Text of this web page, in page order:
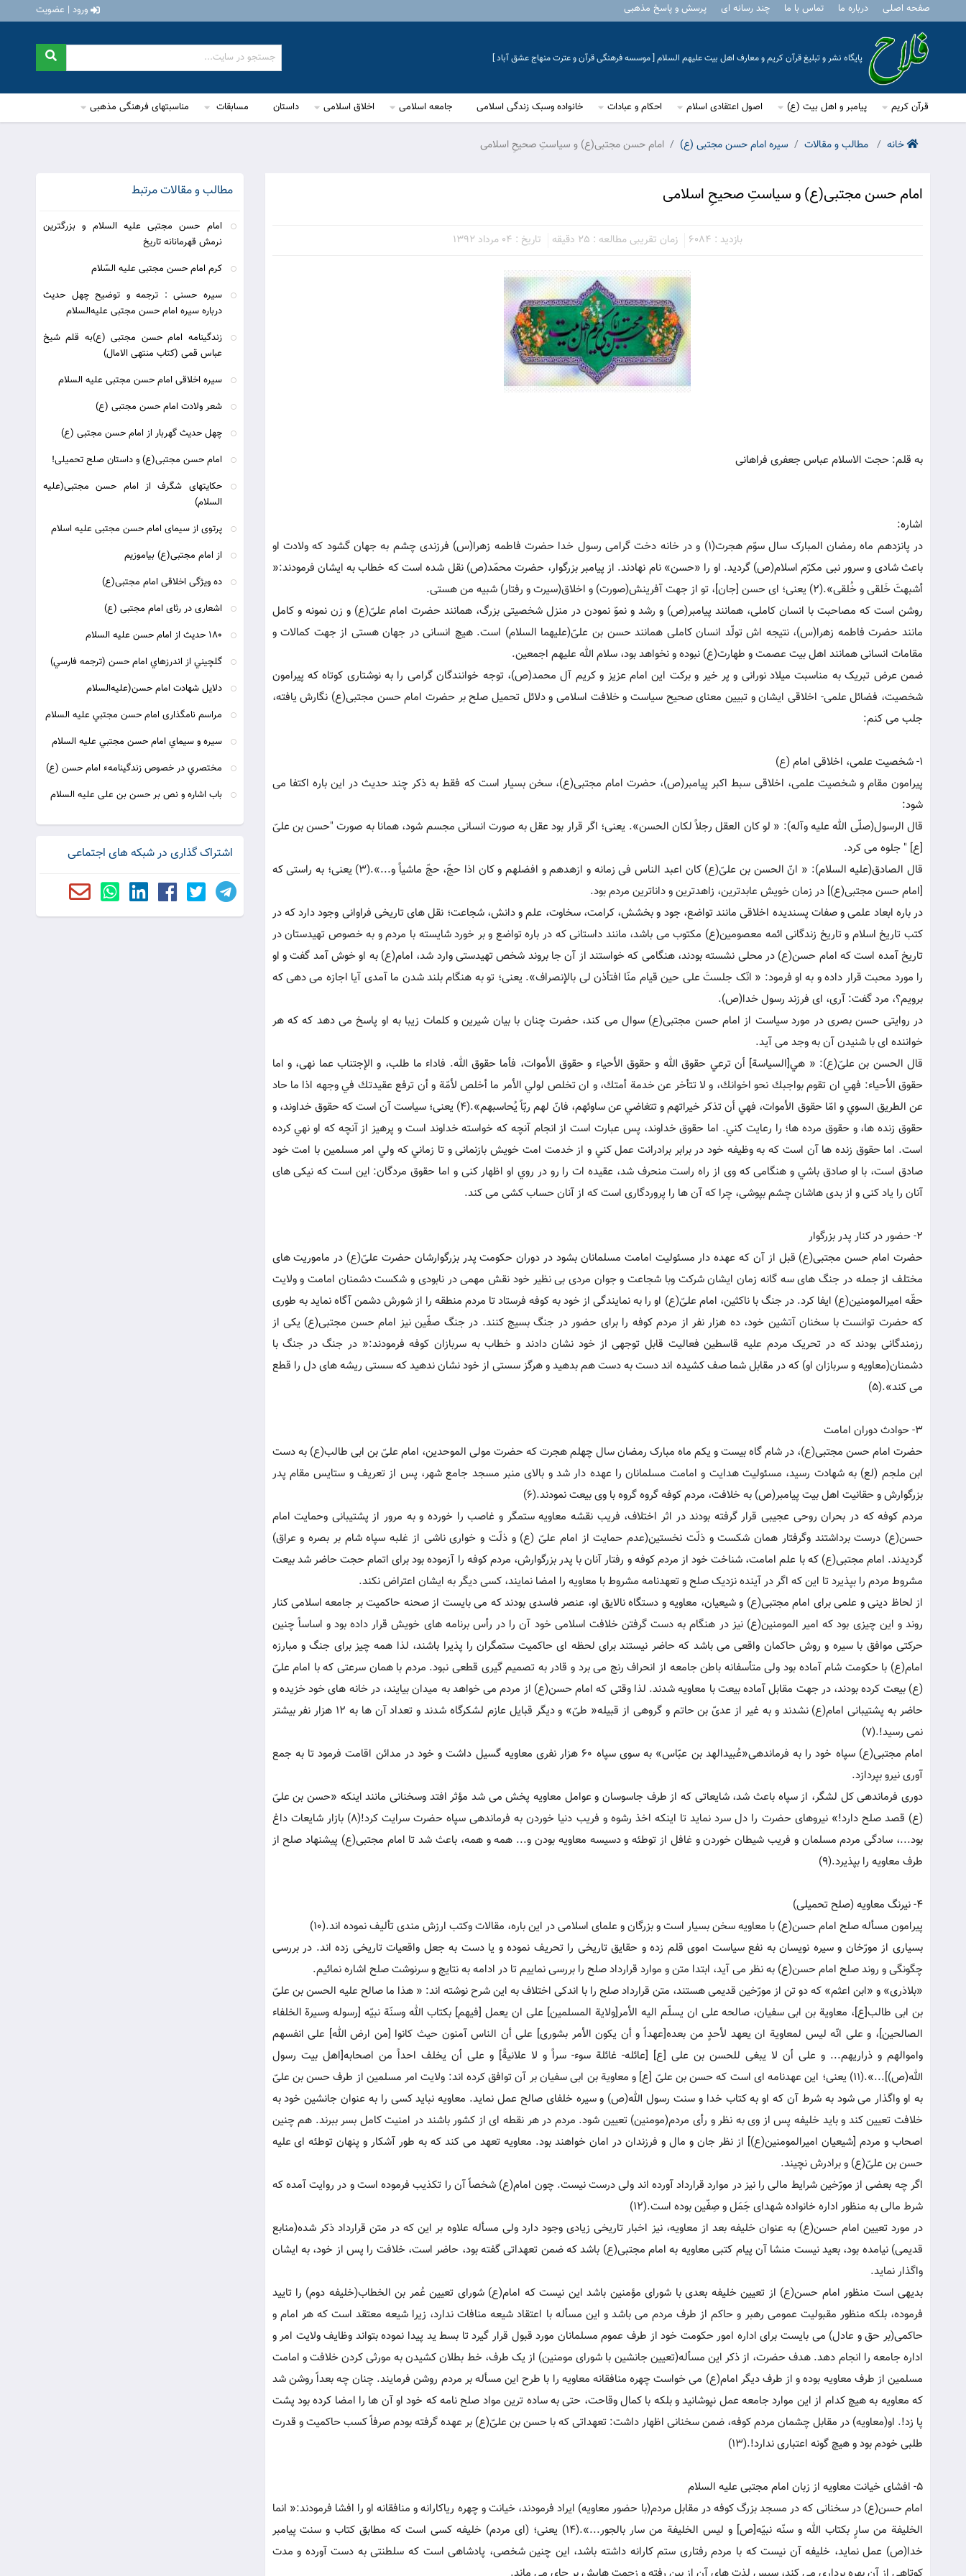
صفحه اصلی درباره ما تماس با ما چند رسانه ای پرسش و پاسخ مذهبی ورود | عضویت
پایگاه نشر و تبلیغ قرآن کریم و معارف اهل بیت علیهم السلام [ موسسه فرهنگی قرآن و عترت منهاج عشق آباد ]
قرآن کریم پیامبر و اهل بیت (ع) اصول اعتقادی اسلام احکام و عبادات خانواده وسبک زندگی اسلامی جامعه اسلامی اخلاق اسلامی داستان مسابقات مناسبتهای فرهنگی مذهبی
خانه مطالب و مقالات سیره امام حسن مجتبی (ع) امام حسن مجتبی(ع) و سیاستِ صحیحِ اسلامی
امام حسن مجتبی(ع) و سیاستِ صحیحِ اسلامی
بازدید : 6084 زمان تقریبی مطالعه : 25 دقیقه تاریخ : 04 مرداد 1392
به قلم: حجت الاسلام عباس جعفری فراهانی
اشاره:
در پانزدهم ماه رمضان المبارک سال سوّم هجرت(1) و در خانه دخت گرامی رسول خدا حضرت فاطمه زهرا(س) فرزندی چشم به جهان گشود که ولادت او
باعث شادی و سرور نبی مکرّم اسلام(ص) گردید. او را «حسن» نام نهادند. از پیامبر بزرگوار، حضرت محمّد(ص) نقل شده است که خطاب به ایشان فرمودند:«
أشبهتَ خَلقی و خُلقی».(2) یعنی؛ ای حسن [جان]، تو از جهت آفرینش(صورت) و اخلاق(سیرت و رفتار) شبیه من هستی.
روشن است که مصاحبت با انسان کاملی، همانند پیامبر(ص) و رشد و نموّ نمودن در منزل شخصیتی بزرگ، همانند حضرت امام علیّ(ع) و زن نمونه و کامل
مانند حضرت فاطمه زهرا(س)، نتیجه اش تولّد انسان کاملی همانند حسن بن علیّ(علیهما السلام) است. هیچ انسانی در جهان هستی از جهت کمالات و
مقامات انسانی همانند اهل بیت عصمت و طهارت(ع) نبوده و نخواهد بود، سلام الله علیهم اجمعین.
ضمن عرض تبریک به مناسبت میلاد نورانی و پر خیر و برکت این امام عزیز و کریم آل محمد(ص)، توجه خوانندگان گرامی را به نوشتاری کوتاه که پیرامون
شخصیت، فضائل علمی- اخلاقی ایشان و تبیین معنای صحیح سیاست و خلافت اسلامی و دلائل تحمیل صلح بر حضرت امام حسن مجتبی(ع) نگارش یافته،
جلب می کنم:
1- شخصیت علمی، اخلاقی امام (ع)
پیرامون مقام و شخصیت علمی، اخلاقی سبط اکبر پیامبر(ص)، حضرت امام مجتبی(ع)، سخن بسیار است که فقط به ذکر چند حدیث در این باره اکتفا می
شود:
قال الرسول(صلّی الله علیه وآله): « لو کان العقل رجلاً لکان الحسن». یعنی؛ اگر قرار بود عقل به صورت انسانی مجسم شود، همانا به صورت "حسن بن علیّ
[ع] " جلوه می کرد.
قال الصادق(علیه السلام): « انّ الحسن بن علیّ(ع) کان اعبد الناس فی زمانه و ازهدهم و افضلهم و کان اذا حجّ، حجّ ماشیاً و...».(3) یعنی؛ به راستی که
[امام حسن مجتبی(ع)] در زمان خویش عابدترین، زاهدترین و داناترین مردم بود.
در باره ابعاد علمی و صفات پسندیده اخلاقی مانند تواضع، جود و بخشش، کرامت، سخاوت، علم و دانش، شجاعت؛ نقل های تاریخی فراوانی وجود دارد که در
کتب تاریخ اسلام و تاریخ زندگانی ائمه معصومین(ع) مکتوب می باشد، مانند داستانی که در باره تواضع و بر خورد شایسته با مردم و به خصوص تهیدستان در
تاریخ آمده است که امام حسن(ع) در محلی نشسته بودند، هنگامی که خواستند از آن جا بروند شخص تهیدستی وارد شد، امام(ع) به او خوش آمد گفت و او
را مورد محبت قرار داده و به او فرمود: « انّک جلستَ علی حین قیام منّا افتأذن لی بالإنصراف». یعنی؛ تو به هنگام بلند شدن ما آمدی آیا اجازه می دهی که
برویم؟، مرد گفت: آری، ای فرزند رسول خدا(ص).
در روایتی حسن بصری در مورد سیاست از امام حسن مجتبی(ع) سوال می کند، حضرت چنان با بیان شیرین و کلمات زیبا به او پاسخ می دهد که که هر
خواننده ای با شنیدن آن به وجد می آید.
قال الحسن بن علیّ(ع): « هي[السیاسة] أن ترعي حقوق الله و حقوق الأحياء و حقوق الأموات، فأما حقوق الله. فاداء ما طلب، و الإجتناب عما نهی، و اما
حقوق الأحياء: فهي ان تقوم بواجبك نحو اخوانك، و لا تتأخر عن خدمة أمتك، و ان تخلص لولي الأمر ما أخلص لأمّة و أن ترفع عقيدتك في وجهه اذا ما حاد
عن الطريق السوي و امّا حقوق الأموات، فهي أن تذكر خيراتهم و تتغاضي عن ساوئهم، فانّ لهم ربّاً يُحاسبهم».(4) یعنی؛ سياست آن است كه حقوق خداوند، و
حقوق زنده ها، و حقوق مرده ها؛ را رعايت كني. اما حقوق خداوند، پس عبارت است از انجام آنچه كه خواسته خداوند است و پرهيز از آنچه كه او نهي كرده
است. اما حقوق زنده ها آن است كه به وظيفه خود در برابر برادرانت عمل كني و از خدمت امت خويش بازنمانی و تا زماني كه ولي امر مسلمين با امت خود
صادق است، با او صادق باشي و هنگامی كه وی از راه راست منحرف شد، عقيده ات را رو در روي او اظهار كنی و اما حقوق مردگان: اين است كه نيكی های
آنان را ياد كنی و از بدی هاشان چشم بپوشی، چرا كه آن ها را پروردگاری است كه از آنان حساب كشی می كند.
2- حضور در کنار پدر بزرگوار
حضرت امام حسن مجتبی(ع) قبل از آن که عهده دار مسئولیت امامت مسلمانان بشود در دوران حکومت پدر بزرگوارشان حضرت علیّ(ع) در ماموریت های
مختلف از جمله در جنگ های سه گانه زمان ایشان شرکت وبا شجاعت و جوان مردی بی نظیر خود نقش مهمی در نابودی و شکست دشمنان امامت و ولایت
حقّه امیرالمومنین(ع) ایفا کرد. در جنگ با ناکثین، امام علیّ(ع) او را به نمایندگی از خود به کوفه فرستاد تا مردم منطقه را از شورش دشمن آگاه نماید به طوری
که حضرت توانست با سخنان آتشین خود، ده هزار نفر از مردم کوفه را برای حضور در جنگ بسیج کنند. در جنگ صفّین نیز امام حسن مجتبی(ع) یکی از
رزمندگانی بودند که در تحریک مردم علیه قاسطین فعالیت قابل توجهی از خود نشان دادند و خطاب به سربازان کوفه فرمودند:« در جنگ در جنگ با
دشمنان(معاویه و سربازان او) که در مقابل شما صف کشیده اند دست به دست هم بدهید و هرگز سستی از خود نشان ندهید که سستی ریشه های دل را قطع
می کند».(5)
3- حوادث دوران امامت
حضرت امام حسن مجتبی(ع)، در شام گاه بیست و یکم ماه مبارک رمضان سال چهلم هجرت که حضرت مولی الموحدین، امام علیّ بن ابی طالب(ع) به دست
ابن ملجم (لع) به شهادت رسید، مسئولیت هدایت و امامت مسلمانان را عهده دار شد و بالای منبر مسجد جامع شهر، پس از تعریف و ستایس مقام پدر
بزرگوارش و حقانیت اهل بیت پیامبر(ص) به خلافت، مردم کوفه گروه گروه با وی بیعت نمودند.(6)
مردم کوفه که در بحران روحی عجیبی قرار گرفته بودند در اثر اختلاف، فریب نقشه معاویه ستمگر و غاصب را خورده و به مرور از پشتیبانی وحمایت امام
حسن(ع) درست برداشتند وگرفتار همان شکست و ذلّت نخستین(عدم حمایت از امام علیّ (ع) و ذلّت و خواری ناشی از غلبه سپاه شام بر بصره و عراق)
گردیدند. امام مجتبی(ع) که با علم امامت، شناخت خود از مردم کوفه و رفتار آنان با پدر بزرگوارش، مردم کوفه را آزموده بود برای اتمام حجت حاضر شد بیعت
مشروط مردم را بپذیرد تا این که اگر در آینده نزدیک صلح و تعهدنامه مشروط با معاویه را امضا نمایند، کسی دیگر به ایشان اعتراض نکند.
از لحاظ دینی و علمی برای امام مجتبی(ع) و شیعیان، معاویه و دستگاه نالایق او، عنصر فاسدی بودند که می بایست از صحنه حاکمیت بر جامعه اسلامی کنار
روند و این چیزی بود که امیر المومنین(ع) نیز در هنگام به دست گرفتن خلافت اسلامی خود آن را در رأس برنامه های خویش قرار داده بود و اساساً چنین
حرکتی موافق با سیره و روش حاکمان واقعی می باشد که حاضر نیستند برای لحظه ای حاکمیت ستمگران را پذیرا باشند، لذا همه چیز برای جنگ و مبارزه
امام(ع) با حکومت شام آماده بود ولی متأسفانه باطن جامعه از انحراف رنج می برد و قادر به تصمیم گیری قطعی نبود. مردم با همان سرعتی که با امام علیّ
(ع) بیعت کرده بودند، در جهت مقابل آماده بیعت با معاویه شدند. لذا وقتی که امام حسن(ع) از مردم می خواهد به میدان بیایند، در خانه های خود خزیده و
حاضر به پشتیبانی امام(ع) نشدند و به غیر از عدیّ بن حاتم و گروهی از قبیله« طیّ» و دیگر قبایل عازم لشکرگاه شدند و تعداد آن ها به 12 هزار نفر بیشتر
نمی رسید!.(7)
امام مجتبی(ع) سپاه خود را به فرماندهی«عُبیدالهد بن عبّاس» به سوی سپاه 60 هزار نفری معاویه گسیل داشت و خود در مدائن اقامت فرمود تا به جمع
آوری نیرو بپردازد.
دوری فرماندهی کل لشگر، از سپاه باعث شد، شایعاتی که از طرف جاسوسان و عوامل معاویه پخش می شد مؤثر افتد وسخنانی مانند اینکه «حسن بن علیّ
(ع) قصد صلح دارد!» نیروهای حضرت را دل سرد نماید تا اینکه اخذ رشوه و فریب دنیا خوردن به فرماندهی سپاه حضرت سرایت کرد!(8) بازار شایعات داغ
بود...، سادگی مردم مسلمان و فریب شیطان خوردن و غافل از توطئه و دسیسه معاویه بودن و... همه و همه، باعث شد تا امام مجتبی(ع) پیشنهاد صلح از
طرف معاویه را بپذیرد.(9)
4- نیرنگ معاویه (صلح تحمیلی)
پیرامون مسأله صلح امام حسن(ع) با معاویه سخن بسیار است و بزرگان و علمای اسلامی در این باره، مقالات وکتب ارزش مندی تألیف نموده اند.(10)
بسیاری از مورّخان و سیره نویسان به نفع سیاست اموی قلم زده و حقایق تاریخی را تحریف نموده و یا دست به جعل واقعیات تاریخی زده اند. در بررسی
چگونگی و روند صلح امام حسن(ع) به نظر می آید، ابتدا متن و موارد قرارداد صلح را بررسی نماییم تا در ادامه به نتایج و سرنوشت صلح اشاره نمائیم.
«بلاذری» و «ابن اعثم» که دو تن از مورّخین قدیمی هستند، متن قرارداد صلح را با اندکی اختلاف به این شرح نوشته اند: « هذا ما صالح علیه الحسن بن علیّ
بن ابی طالب[ع]، معاویة بن ابی سفیان، صالحه علی ان یسلّم الیه الأمر[ولایة المسلمین] علی ان یعمل [فیهم] بکتاب الله وسنّة نبیّه [رسوله وسیرة الخلفاء
الصالحین]، و علی انّه لیس لمعاویة ان یعهد لأحدٍ من بعده[عهداً و أن یکون الأمر بشوری] علی أن الناس آمنون حیث کانوا [من ارض الله] علی انفسهم
واموالهم و ذراریهم... و علی أن لا یبغی للحسن بن علی [ع] [عائله- غائلة سوء- سراً و لا علانیةً] و علی أن یخلف احداً من اصحابه[اهل بیت رسول
الله(ص)]...».(11) یعنی؛ این عهدنامه ای است که حسن بن علیّ [ع] و معاویة بن ابی سفیان بر آن توافق کرده اند: ولایت امر مسلمین از طرف حسن بن علیّ
به او واگذار می شود به شرط آن که او به کتاب خدا و سنت رسول الله(ص) و سیره خلفای صالح عمل نماید. معاویه نباید کسی را به عنوان جانشین خود به
خلافت تعیین کند و باید خلیفه پس از وی به نظر و رأی مردم(مومنین) تعیین شود. مردم در هر نقطه ای از کشور باشند در امنیت کامل بسر ببرند. هم چنین
اصحاب و مردم [شیعیان امیرالمومنین(ع)] از نظر جان و مال و فرزندان در امان خواهند بود. معاویه تعهد می کند که به طور آشکار و پنهان توطئه ای علیه
حسن بن علیّ(ع) و برادرش نچیند.
اگر چه بعضی از مورّخین شرایط مالی را نیز در موارد قرارداد آورده اند ولی درست نیست. چون امام(ع) شخصاً آن را تکذیب فرموده است و در روایت آمده که
شرط مالی به منظور اداره خانواده شهدای جَمَل و صِفّین بوده است.(12)
در مورد تعیین امام حسن(ع) به عنوان خلیفه بعد از معاویه، نیز اخبار تاریخی زیادی وجود دارد ولی مسأله علاوه بر این که در متن قرارداد ذکر شده(منابع
قدیمی) نیامده بود، بعید نیست منشا آن پیام کتبی معاویه به امام مجتبی(ع) باشد که ضمن تعهداتی گفته بود، حاضر است، خلافت را پس از خود، به ایشان
واگذار نماید.
بدیهی است منظور امام حسن(ع) از تعیین خلیفه بعدی با شورای مؤمنین باشد این نیست که امام(ع) شورای تعیین عُمر بن الخطاب(خلیفه دوم) را تایید
فرموده، بلکه منظور مقبولیت عمومی رهبر و حاکم از طرف مردم می باشد و این مسأله با اعتقاد شیعه منافات ندارد، زیرا شیعه معتقد است که هر امام و
حاکمی(بر حق و عادل) می بایست برای اداره امور حکومت خود از طرف عموم مسلمانان مورد قبول قرار گیرد تا بسط ید پیدا نموده بتواند وظایف ولایت امر و
اداره جامعه را انجام دهد. هدف حضرت، از ذکر این مسأله(تعیین جانشین با شورای مومنین) از یک طرف، خط بطلان کشیدن به مورثی کردن خلافت و امامت
مسلمین از طرف معاویه بوده و از طرف دیگر امام(ع) می خواست چهره منافقانه معاویه را با طرح این مسأله بر مردم روشن فرمایند. چنان چه بعداً روشن شد
که معاویه به هیچ کدام از این موارد جامعه عمل نپوشانید و بلکه با کمال وقاحت، حتی به ساده ترین مواد صلح نامه که خود او آن ها را امضا کرده بود پشت
پا زد!. او(معاویه) در مقابل چشمان مردم کوفه، ضمن سخنانی اظهار داشت: تعهداتی که با حسن بن علیّ(ع) بر عهده گرفته بودم صرفاً کسب حاکمیت و قدرت
طلبی خودم بود و هیچ گونه اعتباری ندارد!.(13)
5- افشای خیانت معاویه از زبان امام مجتبی علیه السلام
امام حسن(ع) در سخنانی که در مسجد بزرگ کوفه در مقابل مردم(با حضور معاویه) ایراد فرمودند، خیانت و چهره ریاکارانه و منافقانه او را افشا فرمودند:« انما
الخلیفة من سارٍ بکتاب الله و سنّه نبیّه[ص] و لیس الخلیفة من سار بالجور...».(14) یعنی؛ (ای مردم) خلیفه کسی است که مطابق کتاب و سنت پیامبر
خدا(ص) عمل نماید، خلیفه آن نیست که با مردم رفتاری ستم کارانه داشته باشد، این چنین شخصی، پادشاهی است که سلطنتی به دست آورده و مدت
مطالب و مقالات مرتبط
امام حسن مجتبی علیه السلام و بزرگترین
نرمش قهرمانانه تاریخ
کرم امام حسن مجتبی علیه السّلام
سیره حسنی : ترجمه و توضیح چهل حدیث
درباره سیره امام حسن مجتبی علیه‌ا‌لسلام
زندگینامه امام حسن مجتبی (ع)به قلم شیخ
عباس قمی (کتاب منتهی الامال)
سیره اخلاقی امام حسن مجتبی علیه السلام
شعر ولادت امام حسن مجتبی (ع)
چهل حديث گهربار از امام حسن مجتبی (ع)
امام حسن مجتبی(ع) و داستان صلح تحمیلی!
حکایتهای شگرف از امام حسن مجتبی(علیه
السلام)
پرتوی از سیمای امام حسن مجتبی علیه اسلام
از امام مجتبی(ع) بیاموزیم
ده ویژگی اخلاقی امام مجتبی(ع)
اشعاری در رثای امام مجتبی (ع)
180 حديث از امام حسن عليه السلام
گلچيني از اندرزهاي امام حسن (ترجمه فارسي)
دلایل شهادت امام حسن(علیه‌السلام
مراسم نامگذارى امام حسن مجتبي عليه السلام
سيره و سيماي امام حسن مجتبي عليه السلام
مختصري در خصوص زندگينامهء امام حسن (ع)
باب اشاره و نص بر حسن بن على عليه السلام
اشتراک گذاری در شبکه های اجتماعی